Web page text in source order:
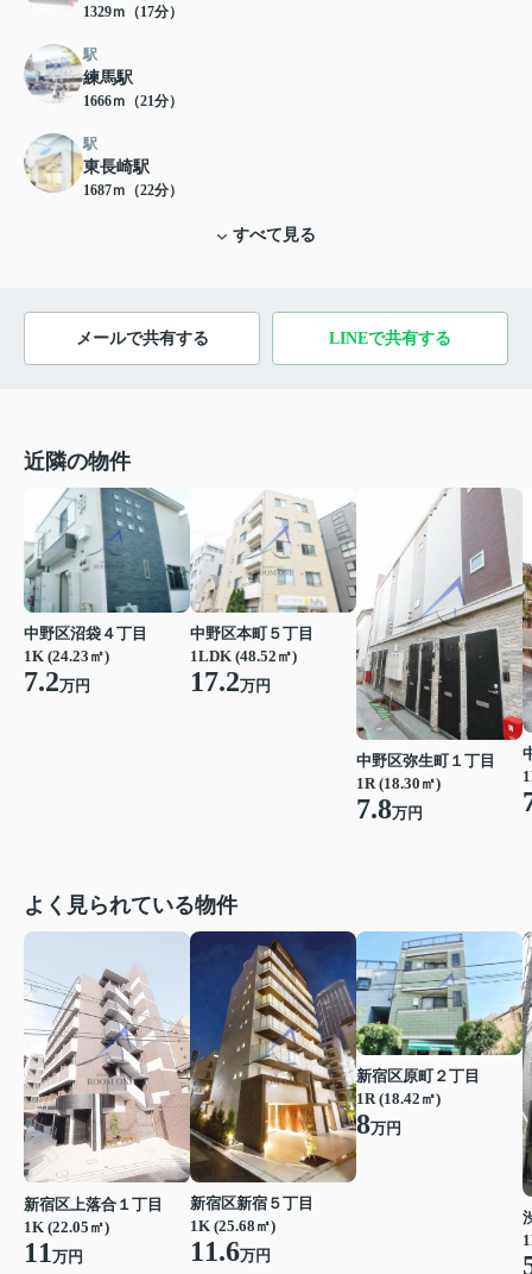
1329ｍ（17分）
駅
練馬駅
1666ｍ（21分）
駅
東長崎駅
1687ｍ（22分）
すべて見る
メールで共有する LINEで共有する
近隣の物件
中野区沼袋４丁目
1K (24.23㎡)
7.2万円
中野区本町５丁目
1LDK (48.52㎡)
17.2万円
中野区弥生町１丁目
1R (18.30㎡)
7.8万円
よく見られている物件
新宿区上落合１丁目
1K (22.05㎡)
11万円
新宿区新宿５丁目
1K (25.68㎡)
11.6万円
新宿区原町２丁目
1R (18.42㎡)
8万円